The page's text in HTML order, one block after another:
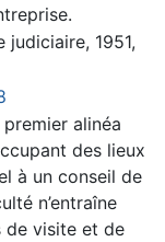
judiciaire, 1951,
premier alinéa
des lieux
à un conseil de
n’entraîne
de visite et de